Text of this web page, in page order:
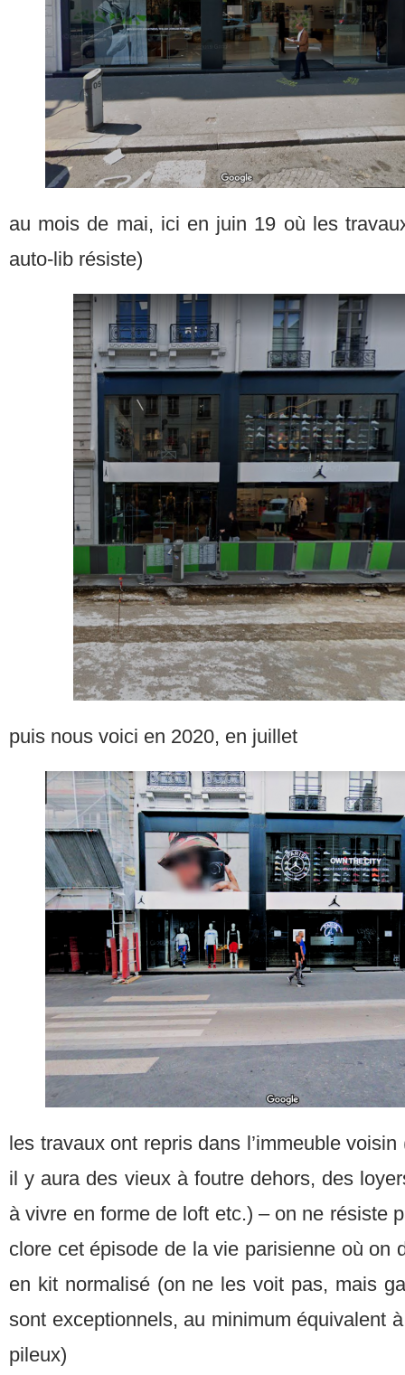
au mois de mai, ici en juin 19 où les
auto-lib résiste)
puis nous voici en 2020, en juillet
les travaux ont repris dans l’immeuble
il y aura des vieux à foutre dehors, des
à vivre en forme de loft etc.) – on ne résiste
clore cet épisode de la vie parisienne où on
en kit normalisé (on ne les voit pas, mais
sont exceptionnels, au minimum équivalent
pileux)